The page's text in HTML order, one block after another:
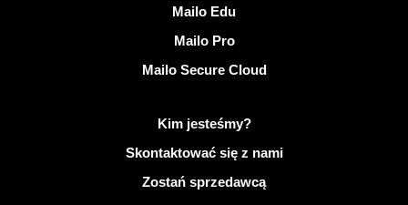
Mailo Edu
Mailo Pro
Mailo Secure Cloud
Więcej informacji na temat Mailo
Kim jesteśmy?
Skontaktować się z nami
Zostań sprzedawcą